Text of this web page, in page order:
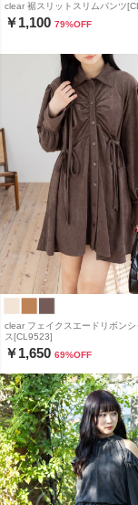
clear 裾スリットスリムパンツ
￥1,100 79%OFF
clear フェイクスエードリボンシ
ス[CL9523]
￥1,650 69%OFF